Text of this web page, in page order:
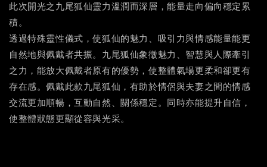
此次開光之九尾狐仙靈力溫潤而深層，能量走向偏向穩定累
積。
透過特殊靈性儀式，使狐仙的魅力、吸引力與情感能量能更
自然地與佩戴者共振。九尾狐仙象徵魅力、智慧與人際牽引
之力，能放大佩戴者原有的優勢，使整體氣場更柔和卻更有
存在感。佩戴此款九尾狐仙，有助於情侶與夫妻之間的情感
交流更加順暢，互動自然、關係穩定。同時亦能提升自信，
使整體狀態更顯從容與光采。